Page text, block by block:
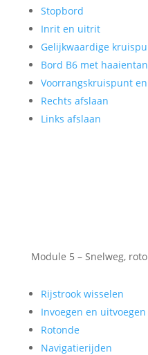
Stopbord
Inrit en uitrit
Gelijkwaardige
Bord B6 met
Voorrangskruispunt
Rechts afslaan
Links afslaan
Module 5 – Snelweg,
Rijstrook wisselen
Invoegen en
Rotonde
Navigatierijden